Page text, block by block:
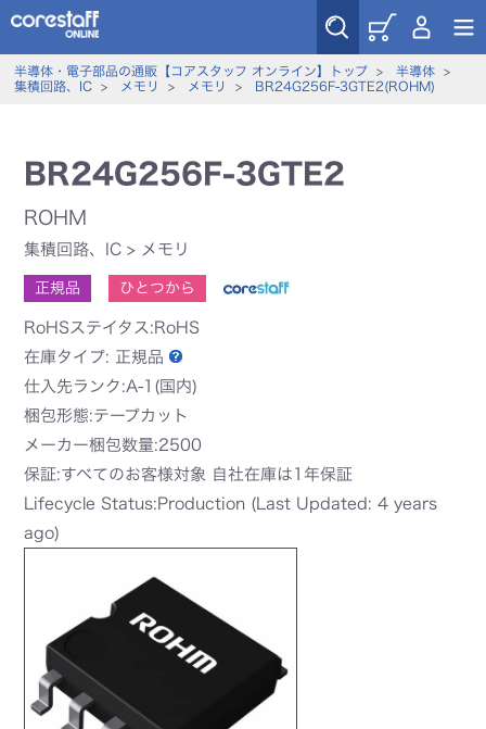
半導体・電子部品の通販【コアスタッフ オンライン】トップ> 半導体>
集積回路、IC> メモリ > メモリ > BR24G256F-3GTE2(ROHM)
BR24G256F-3GTE2
ROHM
集積回路、IC > メモリ
正規品 ひとつから
RoHSステイタス:RoHS
在庫タイプ: 正規品
仕入先ランク:A-1(国内)
梱包形態:テープカット
メーカー梱包数量:2500
保証:すべてのお客様対象 自社在庫は1年保証
Lifecycle Status:Production (Last Updated: 4 years
ago)